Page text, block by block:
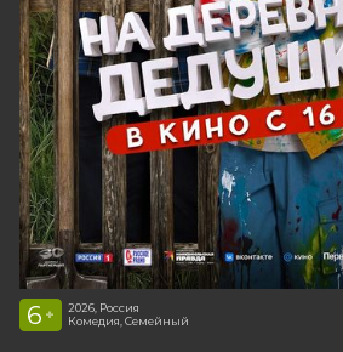
6 +
2026, Россия
Комедия, Семейный